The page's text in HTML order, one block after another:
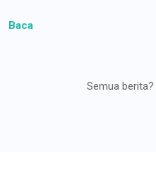
Baca
Semua berita?